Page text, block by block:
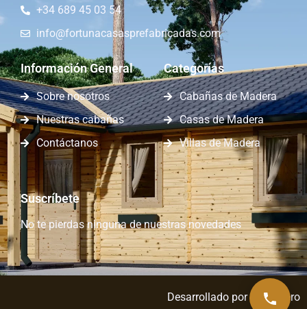
+34 689 45 03 54
info@fortunacasasprefabricadas.com
Información General
Sobre nosotros
Nuestras cabañas
Contáctanos
Categorías
Cabañas de Madera
Casas de Madera
Villas de Madera
Suscríbete
No te pierdas ninguna de nuestras novedades
Desarrollado porCapa Zero